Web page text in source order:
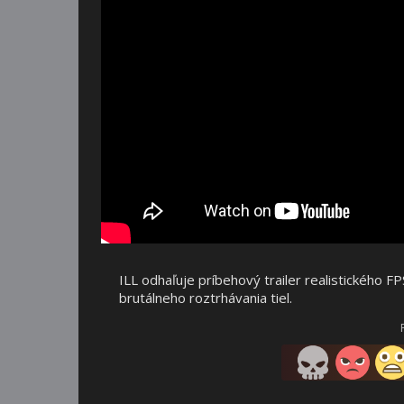
ILL odhaľuje príbehový trailer realistického
brutálneho roztrhávania tiel.